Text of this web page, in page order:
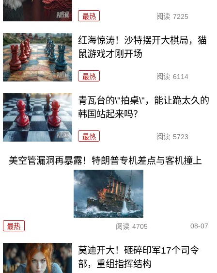
最热 阅读 7225
红海惊涛！沙特摆开大棋局，猫
鼠游戏才刚开场
最热 阅读 6114
青瓦台的\"拍桌\"，能让跪太久的
韩国站起来吗？
最热 阅读 5723
美空管漏洞再暴露！特朗普专机差点与客机撞上
最热 阅读 4705 08-07
莫迪开大！砸碎印军17个司令
部，重组指挥结构